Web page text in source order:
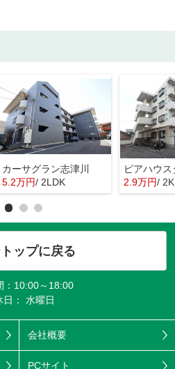
カーサグラン志津川
5.2万円/ 2LDK
ピアハウス
2.9万円/ 2K
ップに戻る
：10:00～18:00
日： 水曜日
会社概要
PCサイト